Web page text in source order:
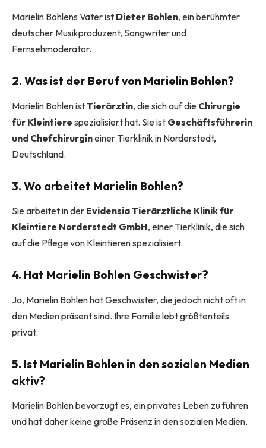
Marielin Bohlens Vater ist Dieter Bohlen, ein berühmter
deutscher Musikproduzent, Songwriter und
Fernsehmoderator.
2. Was ist der Beruf von Marielin Bohlen?
Marielin Bohlen istTierärztin, die sich auf die Chirurgie
für Kleintiere spezialisiert hat. Sie ist Geschäftsführerin
und Chefchirurgineiner Tierklinik in Norderstedt,
Deutschland.
3. Wo arbeitet Marielin Bohlen?
Sie arbeitet in der Evidensia Tierärztliche Klinik für
Kleintiere Norderstedt GmbH, einer Tierklinik, die sich
auf die Pflege von Kleintieren spezialisiert.
4. Hat Marielin Bohlen Geschwister?
Ja, Marielin Bohlen hat Geschwister, die jedoch nicht oft in
den Medien präsent sind. Ihre Familie lebt größtenteils
privat.
5. Ist Marielin Bohlen in den sozialen Medien
aktiv?
Marielin Bohlen bevorzugt es, ein privates Leben zu führen
und hat daher keine große Präsenz in den sozialen Medien.